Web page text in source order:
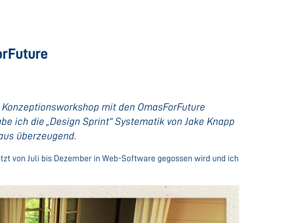
mit den OmasForFuture
ich die „Design Sprint“ Systematik von Jake Knapp
überzeugend.
von Juli bis Dezember in Web-Software gegossen wird und ich